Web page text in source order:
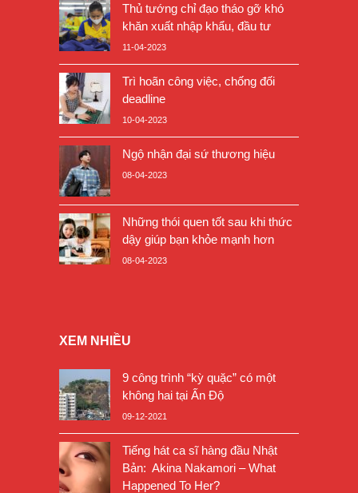
Thủ tướng chỉ đạo tháo gỡ khó
khăn xuất nhập khẩu, đầu tư
11-04-2023
Trì hoãn công việc, chống đối
deadline
10-04-2023
Ngộ nhận đại sứ thương hiệu
08-04-2023
Những thói quen tốt sau khi thức
dậy giúp bạn khỏe mạnh hơn
08-04-2023
XEM NHIỀU
9 công trình “kỳ quặc” có một
không hai tại Ấn Độ
09-12-2021
Tiếng hát ca sĩ hàng đầu Nhật
Bản: Akina Nakamori – What
Happened To Her?